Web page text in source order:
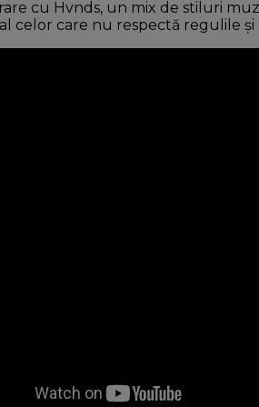
cu Hvnds, un mix de stiluri
celor care nu respectă regulile și